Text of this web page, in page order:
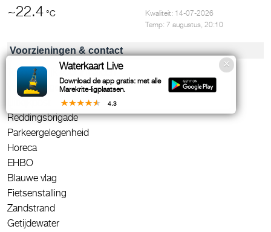
~22.4 °C
Kwaliteit: 14-07-2026
Temp: 7 augustus, 20:10
Voorzieningen & contact
Toegankelijk voor invaliden
Voorzieningen voor invaliden
Reddingsbrigade
Parkeergelegenheid
Horeca
EHBO
Blauwe vlag
Fietsenstalling
Zandstrand
Getijdewater
Waterkaart Live
Download de app gratis: met alle
Marekrite-ligplaatsen.
4.3